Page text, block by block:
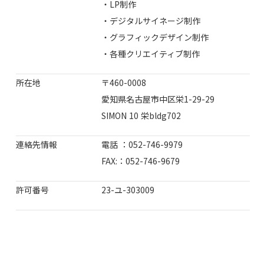
・LP制作
・デジタルサイネージ制作
・グラフィックデザイン制作
・各種クリエイティブ制作
所在地
〒460-0008
愛知県名古屋市中区栄1-29-29
SIMON 10 栄bldg702
連絡先情報
電話 ：052-746-9979
FAX:：052-746-9679
許可番号 23-ユ-303009